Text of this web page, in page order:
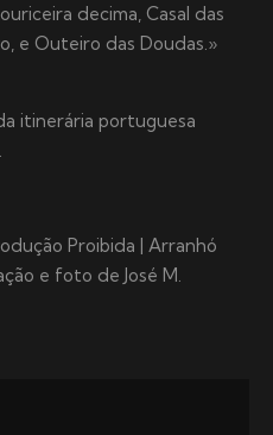
decima, Casal das
e Outeiro das Doudas.»
itinerária portuguesa
Proibida | Arranhó
e foto de José M.